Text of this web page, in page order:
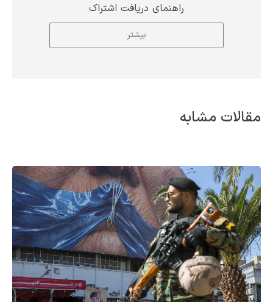
راهنمای دریافت اشتراک
بیشتر
مقالات مشابه